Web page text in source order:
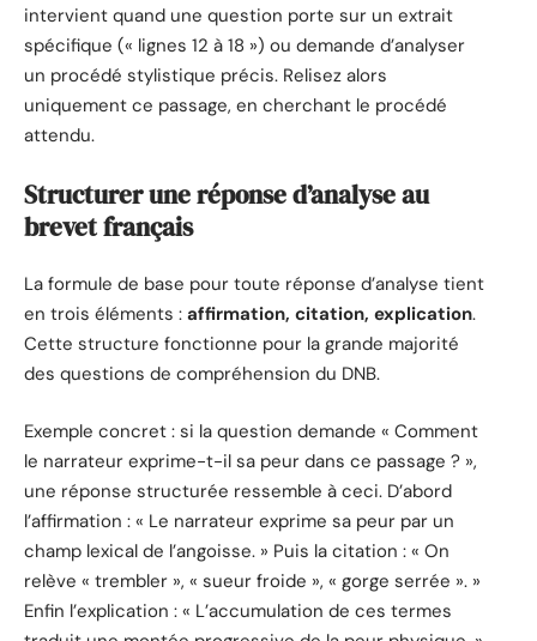
intervient quand une question porte sur un extrait
spécifique (« lignes 12 à 18 ») ou demande d’analyser
un procédé stylistique précis. Relisez alors
uniquement ce passage, en cherchant le procédé
attendu.
Structurer une réponse d’analyse au
brevet français
La formule de base pour toute réponse d’analyse tient
en trois éléments : affirmation, citation, explication.
Cette structure fonctionne pour la grande majorité
des questions de compréhension du DNB.
Exemple concret : si la question demande « Comment
le narrateur exprime-t-il sa peur dans ce passage ? »,
une réponse structurée ressemble à ceci. D’abord
l’affirmation : « Le narrateur exprime sa peur par un
champ lexical de l’angoisse. » Puis la citation : « On
relève « trembler », « sueur froide », « gorge serrée ». »
Enfin l’explication : « L’accumulation de ces termes